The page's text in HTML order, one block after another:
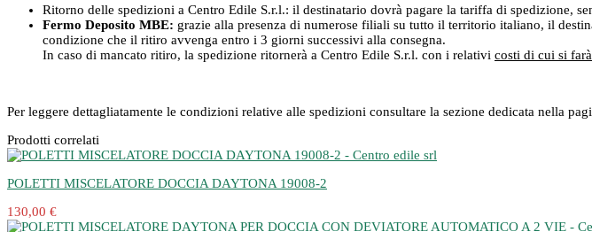
Ritorno delle spedizioni a Centro Edile S.r.l.: il destinatario dovrà pagare la tariffa di spedizione,
Fermo Deposito MBE: grazie alla presenza di numerose filiali su tutto il territorio italiano, il
condizione che il ritiro avvenga entro i 3 giorni successivi alla consegna.
In caso di mancato ritiro, la spedizione ritornerà a Centro Edile S.r.l. con i relativi costi di cui si
Per leggere dettagliatamente le condizioni relative alle spedizioni consultare la sezione dedicata nella
Prodotti correlati
POLETTI MISCELATORE DOCCIA DAYTONA 19008-2
130,00 €